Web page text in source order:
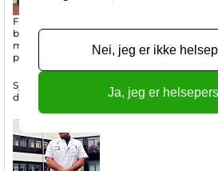
Første randomiserte studien på
botulinumtoksin og CGRP mot
migrene starter opp: Kan bli
praksisendrende
Sjeldent hodepinetilstand øker
demens og andre sykdommer
Nei, jeg er ikke
Ja, jeg er